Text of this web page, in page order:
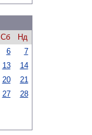
Сб
Нд
6
7
13
14
20
21
27
28